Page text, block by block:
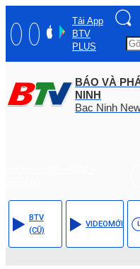
Tải App
BTV
PLUS
BÁO VÀ
NINH
Bac Ninh
BTV
(CŨ)
VIDEOMỚI